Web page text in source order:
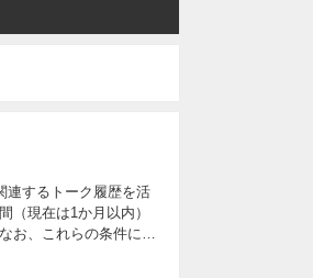
連するトーク履歴を活
（現在は1か月以内）
お、これらの条件につ